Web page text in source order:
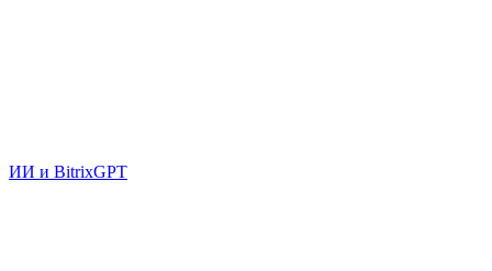
ИИ и BitrixGPT